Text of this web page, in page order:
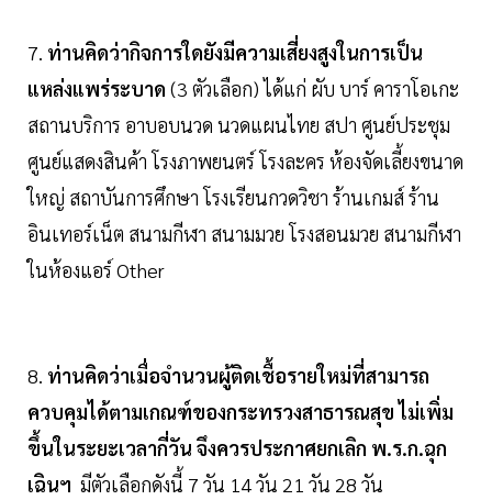
7. ท่านคิดว่ากิจการใดยังมีความเสี่ยงสูงในการเป็น
แหล่งแพร่ระบาด (3 ตัวเลือก) ได้แก่ ผับ บาร์ คาราโอเกะ
สถานบริการ อาบอบนวด นวดแผนไทย สปา ศูนย์ประชุม
ศูนย์แสดงสินค้า โรงภาพยนตร์ โรงละคร ห้องจัดเลี้ยงขนาด
ใหญ่ สถาบันการศึกษา โรงเรียนกวดวิชา ร้านเกมส์ ร้าน
อินเทอร์เน็ต สนามกีฬา สนามมวย โรงสอนมวย สนามกีฬา
ในห้องแอร์ Other
8. ท่านคิดว่าเมื่อจำนวนผู้ติดเชื้อรายใหม่ที่สามารถ
ควบคุมได้ตามเกณฑ์ของกระทรวงสาธารณสุข ไม่เพิ่ม
ขึ้นในระยะเวลากี่วัน จึงควรประกาศยกเลิก พ.ร.ก.ฉุก
เฉินฯ มีตัวเลือกดังนี้ 7 วัน 14 วัน 21 วัน 28 วัน